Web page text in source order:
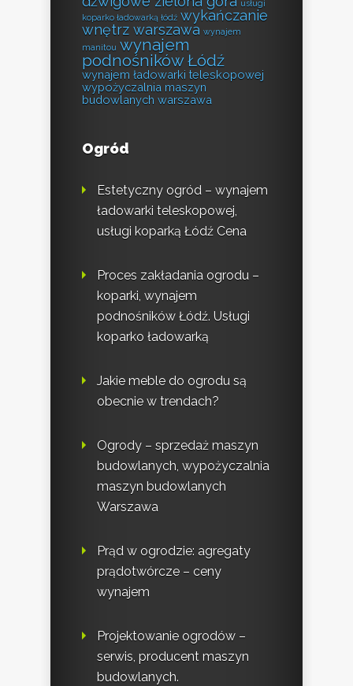
usługi
koparko ładowarką łódź wykańczanie
wnętrz warszawa wynajem
manitou wynajem
podnośników Łódź
wynajem ładowarki teleskopowej
wypożyczalnia maszyn
budowlanych warszawa
Ogród
Estetyczny ogród – wynajem
ładowarki teleskopowej,
usługi koparką Łódź Cena
Proces zakładania ogrodu –
koparki, wynajem
podnośników Łódź. Usługi
koparko ładowarką
Jakie meble do ogrodu są
obecnie w trendach?
Ogrody – sprzedaż maszyn
budowlanych, wypożyczalnia
maszyn budowlanych
Warszawa
Prąd w ogrodzie: agregaty
prądotwórcze – ceny
wynajem
Projektowanie ogrodów –
serwis, producent maszyn
budowlanych.